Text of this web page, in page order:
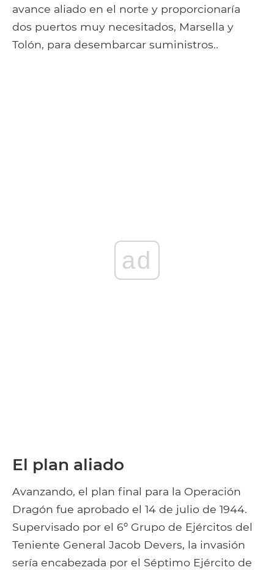
avance aliado en el norte y proporcionaría
dos puertos muy necesitados, Marsella y
Tolón, para desembarcar suministros..
ad
El plan aliado
Avanzando, el plan final para la Operación
Dragón fue aprobado el 14 de julio de 1944.
Supervisado por el 6º Grupo de Ejércitos del
Teniente General Jacob Devers, la invasión
sería encabezada por el Séptimo Ejército de